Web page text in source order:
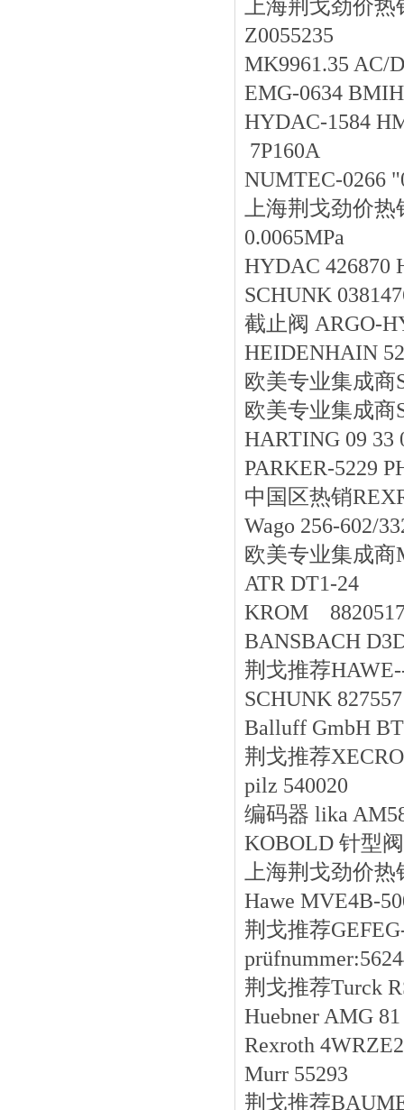
上海荆戈劲价
Z0055235
MK9961.35 AC/
EMG-0634
HYDAC-1584
7P160A
NUMTEC-0266
上海荆戈劲价
0.0065MPa
HYDAC 426870
SCHUNK
截止阀 ARGO-
HEIDENHAIN
欧美专业集成商
欧美专业集成商
HARTING 09 33
PARKER-5229
中国区热销
Wago 256-602/
欧美专业集成商
ATR DT1-24
KROM
BANSBACH
荆戈推荐
SCHUNK
Balluff GmbH
荆戈推荐
pilz 540020
编码器 lika
KOBOLD 针型
上海荆戈劲价热
Hawe MVE4B-
荆戈推荐
荆戈推荐Turck
Huebner AMG
Rexroth
Murr 55293
荆戈推荐